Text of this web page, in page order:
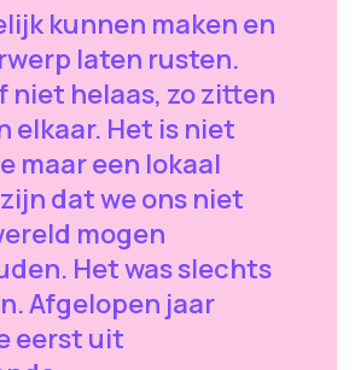
kunnen maken en
laten rusten.
niet helaas, zo zitten
elkaar. Het is niet
maar een lokaal
dat we ons niet
mogen
Het was slechts
Afgelopen jaar
eerst uit